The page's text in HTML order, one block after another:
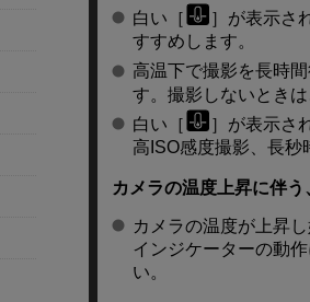
白い［
］が表示さ
すすめします。
高温下で撮影を長時
す。撮影しないとき
白い［
］が表示さ
高ISO感度撮影、長秒
カメラの温度上昇に伴
カメラの温度が上昇
インジケーターの動作
い。